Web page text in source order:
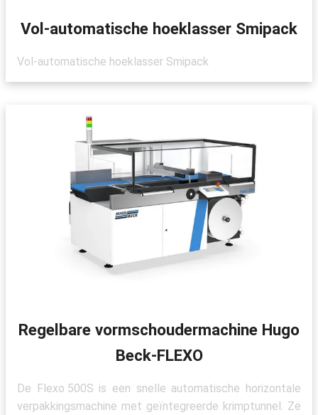
Vol-automatische hoeklasser Smipack
Vol-automatische hoeklasser Smipack
Regelbare vormschoudermachine Hugo
Beck-FLEXO
De Flexo 500S is een snelle automatische horizontale
verpakkingsmachine met geïntegreerde krimptunnel. Ze